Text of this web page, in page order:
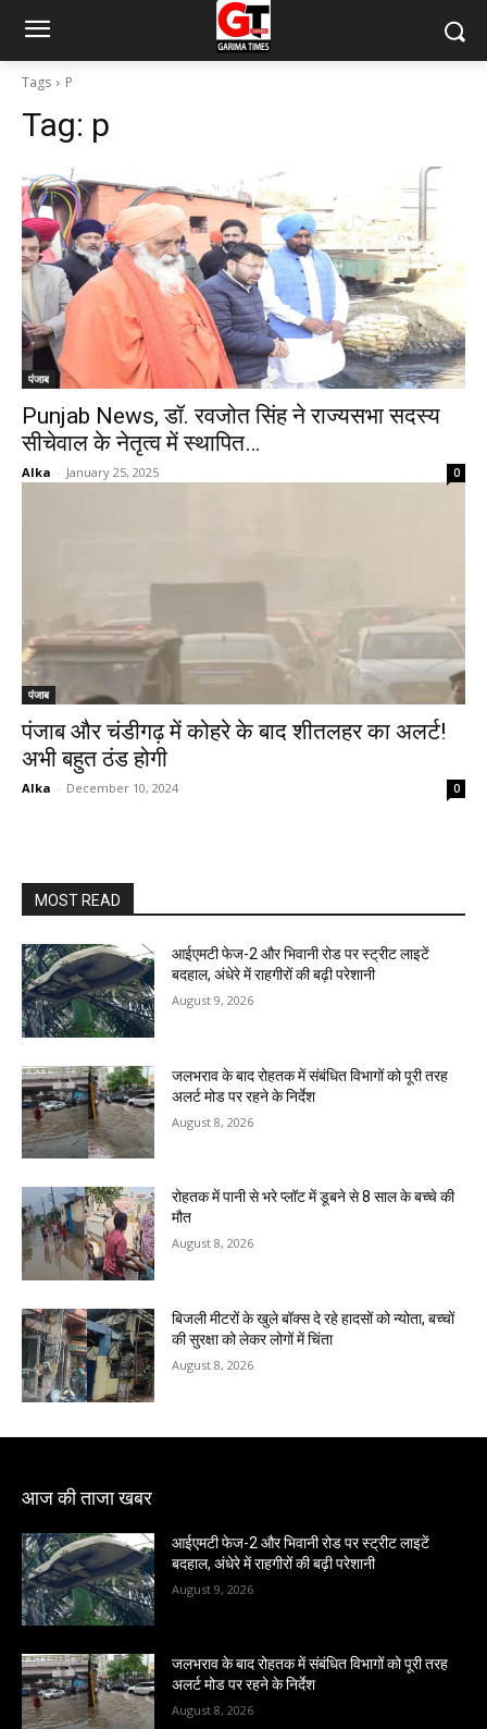
Tags P
Tag: p
पंजाब
Punjab News, डॉ. रवजोत सिंह ने राज्यसभा सदस्य
सीचेवाल के नेतृत्व में स्थापित…
Alka - January 25, 2025 0
पंजाब
पंजाब और चंडीगढ़ में कोहरे के बाद शीतलहर का अलर्ट!
अभी बहुत ठंड होगी
Alka - December 10, 2024 0
MOST READ
आईएमटी फेज-2 और भिवानी रोड पर स्ट्रीट लाइटें
बदहाल, अंधेरे में राहगीरों की बढ़ी परेशानी
August 9, 2026
जलभराव के बाद रोहतक में संबंधित विभागों को पूरी तरह
अलर्ट मोड पर रहने के निर्देश
August 8, 2026
रोहतक में पानी से भरे प्लॉट में डूबने से 8 साल के बच्चे की
मौत
August 8, 2026
बिजली मीटरों के खुले बॉक्स दे रहे हादसों को न्योता, बच्चों
की सुरक्षा को लेकर लोगों में चिंता
August 8, 2026
आज की ताजा खबर
आईएमटी फेज-2 और भिवानी रोड पर स्ट्रीट लाइटें
बदहाल, अंधेरे में राहगीरों की बढ़ी परेशानी
August 9, 2026
जलभराव के बाद रोहतक में संबंधित विभागों को पूरी तरह
अलर्ट मोड पर रहने के निर्देश
August 8, 2026